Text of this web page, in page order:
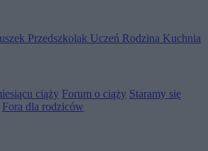
Przedszkolak Uczeń Rodzina Kuchnia
ciąży Forum o ciąży Staramy się
Fora dla rodziców